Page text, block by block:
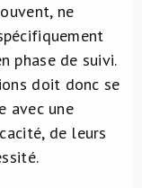
ne
phase de suivi.
doit donc se
avec une
de leurs